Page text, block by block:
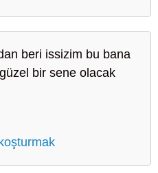
beri issizim bu bana
bir sene olacak